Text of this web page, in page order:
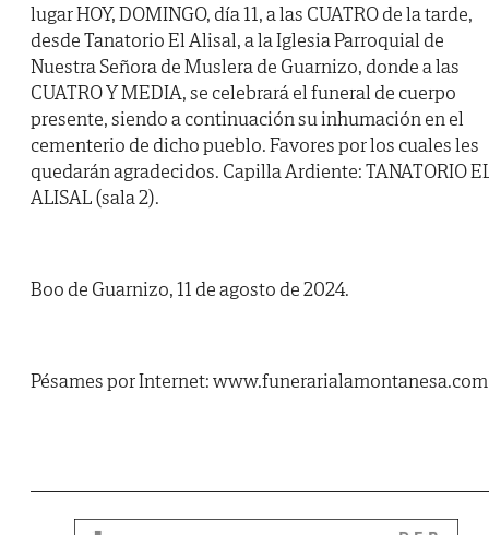
lugar HOY, DOMINGO, día 11, a las CUATRO de la tarde,
desde Tanatorio El Alisal, a la Iglesia Parroquial de
Nuestra Señora de Muslera de Guarnizo, donde a las
CUATRO Y MEDIA, se celebrará el funeral de cuerpo
presente, siendo a continuación su inhumación en el
cementerio de dicho pueblo. Favores por los cuales les
quedarán agradecidos. Capilla Ardiente: TANATORIO
ALISAL (sala 2).
Boo de Guarnizo, 11 de agosto de 2024.
Pésames por Internet: www.funerarialamontanesa.com